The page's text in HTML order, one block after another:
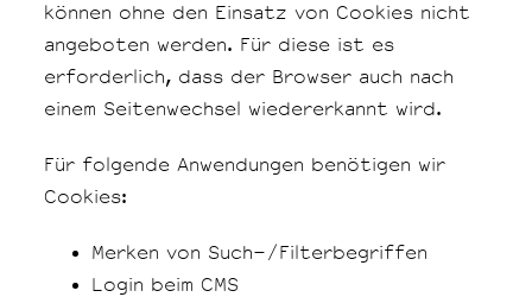
können ohne den Einsatz von Cookies nicht
angeboten werden. Für diese ist es
erforderlich, dass der Browser auch nach
einem Seitenwechsel wiedererkannt wird.
Für folgende Anwendungen benötigen wir
Cookies:
Merken von Such-/Filterbegriffen
Login beim CMS